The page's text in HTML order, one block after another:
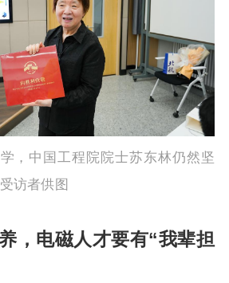
，中国工程院院士苏东林仍然坚
访者供图
，电磁人才要有“我辈担